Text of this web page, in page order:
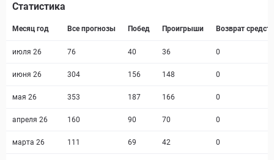
Статистика
Месяц год Все прогнозы Побед Проигрыши Возврат средств
июля 26 76 40 36 0
июня 26 304 156 148 0
мая 26 353 187 166 0
апреля 26 160 90 70 0
марта 26 111 69 42 0